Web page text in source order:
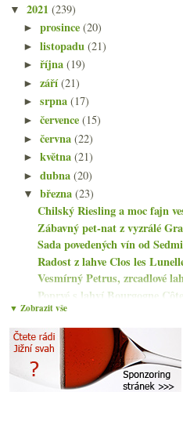
▼ 2021 (239)
►prosince(20)
►listopadu(21)
►října(19)
►září(21)
►srpna(17)
►července(15)
►června(22)
►května(21)
►dubna(20)
▼března(23)
Chilský Riesling a moc fajn
Zábavný pet-nat z vyzrálé
Sada povedených vín od
Radost z lahve Clos les
Vesmírný Petrus, zrcadlové
Poprvé s lahví Bourgogne
Červený a oranžový velký hlt
Další parádní Riesling od
Win Win a Paradiesgarten v
Nesířené bílé Bordeaux a
Dva mladé ryzlinky od
▼ Zobrazit vše